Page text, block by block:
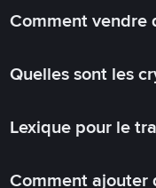
Comment vendre
Quelles sont les
Lexique pour le
Comment ajouter